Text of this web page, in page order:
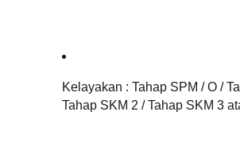
Kelayakan : Tahap SPM / O /
Tahap SKM 2 / Tahap SKM 3